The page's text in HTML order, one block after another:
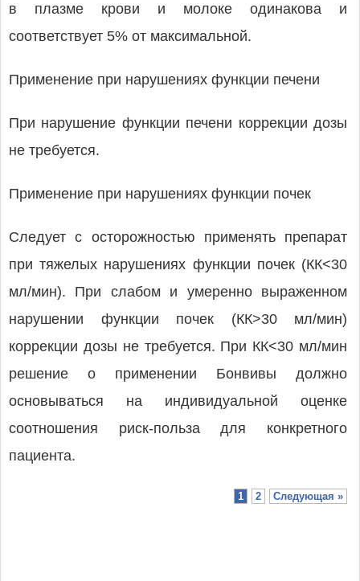
в плазме крови и молоке одинакова и
соответствует 5% от максимальной.
Применение при нарушениях функции печени
При нарушение функции печени коррекции дозы
не требуется.
Применение при нарушениях функции почек
Следует с осторожностью применять препарат
при тяжелых нарушениях функции почек (КК<30
мл/мин). При слабом и умеренно выраженном
нарушении функции почек (КК>30 мл/мин)
коррекции дозы не требуется. При КК<30 мл/мин
решение о применении Бонвивы должно
основываться на индивидуальной оценке
соотношения риск-польза для конкретного
пациента.
1 2 Следующая »